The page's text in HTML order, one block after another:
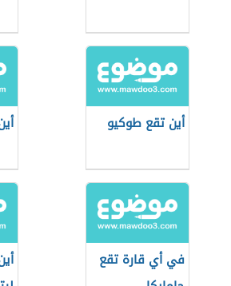
أين تقع طوكيو
في أي قارة تقع